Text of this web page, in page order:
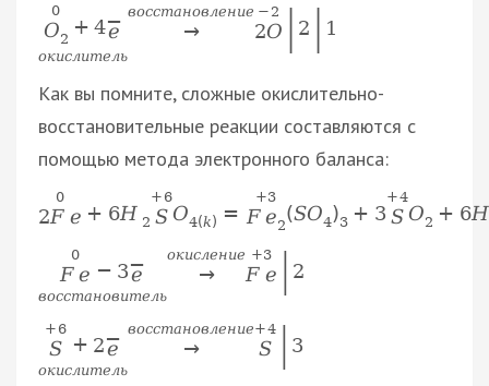
0
O2
+ 4−
e
окислите ль
восстановление
→
− 2
2O 2 1
Как вы помните, сложные окислительно-
восстановительные реакции составляются с
помощью метода электронного баланса:
0
2F e + 6H 2
+ 6
S O4(k) =
+3
F e2
(SO4)3 + 3
+4
S O2 + 6H
0
Fe − 3−
e
восстановите ль
окисление
→
+3
F e | 2
+ 6
S + 2−
e
окислите ль
восстановление
→
+4
S | 3